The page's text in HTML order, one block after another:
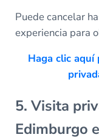
Puede cancelar
experiencia para
Haga clic aquí
5. Visita
Edimburgo